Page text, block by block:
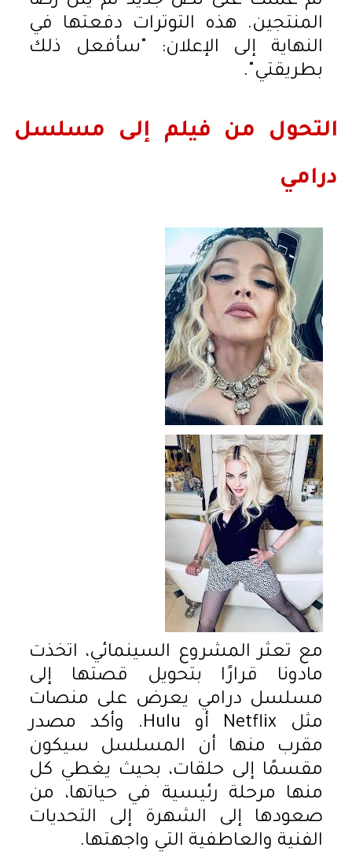
المنتجين. هذه التوترات دفعتها في
النهاية إلى الإعلان: "سأفعل ذلك
بطريقتي".
التحول من فيلم إلى مسلسل
درامي
مع تعثر المشروع السينمائي، اتخذت
مادونا قرارًا بتحويل قصتها إلى
مسلسل درامي يعرض على منصات
مثل Netflix أو Hulu. وأكد مصدر
مقرب منها أن المسلسل سيكون
مقسمًا إلى حلقات، بحيث يغطي كل
منها مرحلة رئيسية في حياتها، من
صعودها إلى الشهرة إلى التحديات
الفنية والعاطفية التي واجهتها.